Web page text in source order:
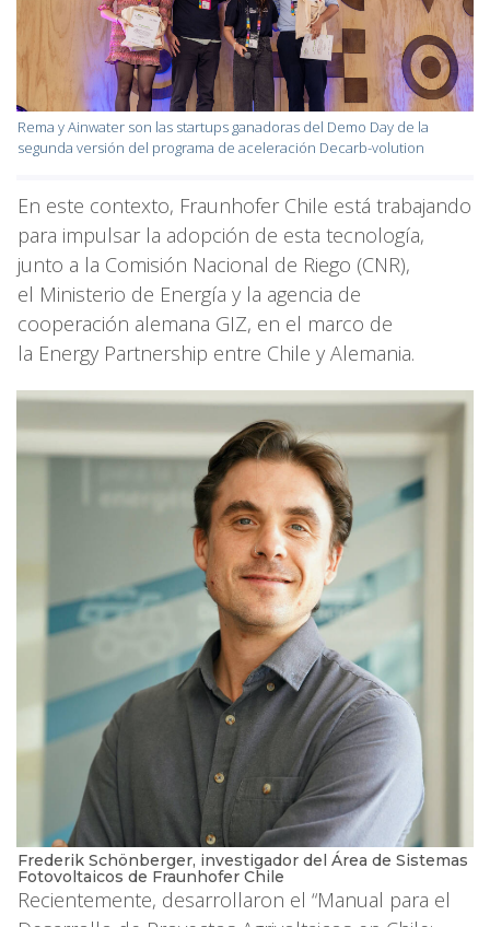
Rema y Ainwater son las startups ganadoras del Demo Day de la
segunda versión del programa de aceleración Decarb-volution
En este contexto, Fraunhofer Chile está trabajando
para impulsar la adopción de esta tecnología,
junto a la Comisión Nacional de Riego (CNR),
el Ministerio de Energía y la agencia de
cooperación alemana GIZ, en el marco de
la Energy Partnership entre Chile y Alemania.
Frederik Schönberger, investigador del Área de Sistemas
Fotovoltaicos de Fraunhofer Chile
Recientemente, desarrollaron el “Manual para el